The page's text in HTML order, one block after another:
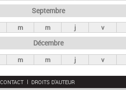
Septembre
m m j v
Décembre
m m j v
CONTACT DROITS D'AUTEUR